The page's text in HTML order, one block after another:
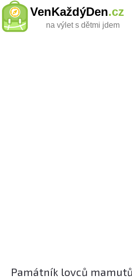
VenKaždýDen.cz
na výlet s dětmi jdem
Památník lovců